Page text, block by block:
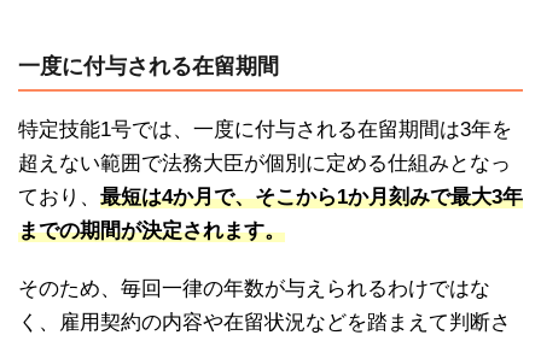
一度に付与される在留期間
特定技能1号では、一度に付与される在留期間は3年を
超えない範囲で法務大臣が個別に定める仕組みとなっ
ており、 最短は4か月で、そこから1か月刻みで最大3年
までの期間が決定されます。
そのため、毎回一律の年数が与えられるわけではな
く、雇用契約の内容や在留状況などを踏まえて判断さ